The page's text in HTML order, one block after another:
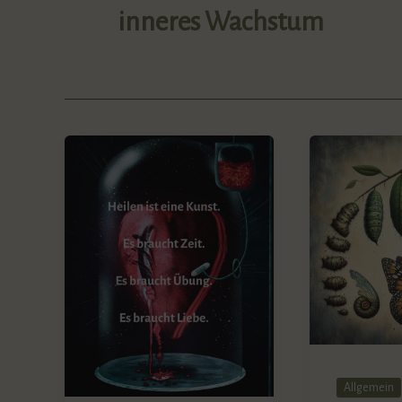
inneres Wachstum
Allgemein